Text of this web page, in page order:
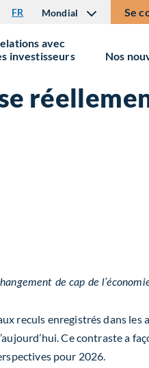
FR Mondial Se
avec
investisseurs
Nos
de cap de
reculs enregistrés dans les
Ce contraste a
pour 2026.